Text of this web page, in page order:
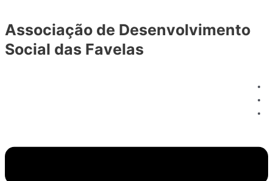
Associação de Desenvolvimento
Social das Favelas